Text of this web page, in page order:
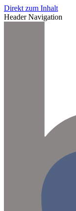
Direkt zum Inhalt
Header Navigation